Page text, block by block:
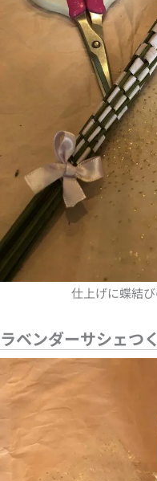
仕上げに蝶結
ラベンダーサシェつ